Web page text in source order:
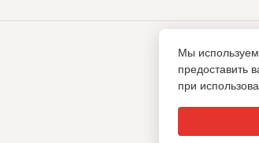
Мы
предоставить
при